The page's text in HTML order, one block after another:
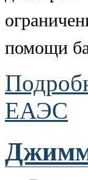
помощи
ЕАЭС